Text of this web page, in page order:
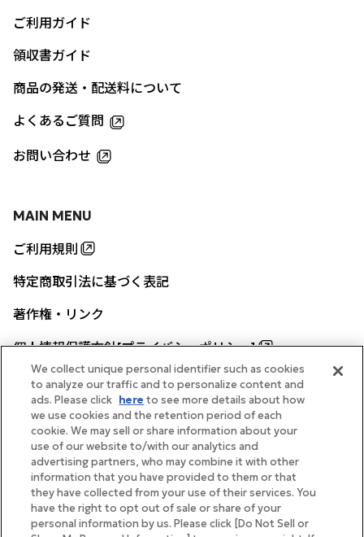
MAIN MENU
ご利用規則
特定商取引法に基づく表記
著作権・リンク
個人情報保護方針[プライバシーポリシー]
ご利用ガイド
領収書ガイド
商品の発送・配送料について
よくあるご質問
お問い合わせ
帝国ホテル公式サイト
FOLLOW
We collect unique personal identifier such as cookies
to analyze our traffic and to personalize content and
ads. Please click here to see more details about how
we use cookies and the retention period of each
cookie. We may sell or share information about your
use of our website to/with our analytics and
advertising partners, who may combine it with other
information that you have provided to them or that
they have collected from your use of their services. You
have the right to opt out of sale or share of your
personal information by us. Please click [Do Not Sell or